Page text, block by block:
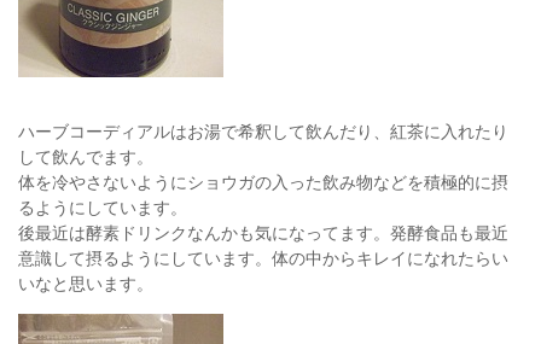
ハーブコーディアルはお湯で希釈して飲んだり、紅茶に入れたり
して飲んでます。
体を冷やさないようにショウガの入った飲み物などを積極的に摂
るようにしています。
後最近は酵素ドリンクなんかも気になってます。発酵食品も最近
意識して摂るようにしています。体の中からキレイになれたらい
いなと思います。